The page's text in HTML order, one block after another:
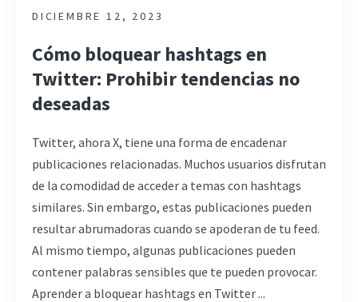
DICIEMBRE 12, 2023
Cómo bloquear hashtags en
Twitter: Prohibir tendencias no
deseadas
Twitter, ahora X, tiene una forma de encadenar
publicaciones relacionadas. Muchos usuarios disfrutan
de la comodidad de acceder a temas con hashtags
similares. Sin embargo, estas publicaciones pueden
resultar abrumadoras cuando se apoderan de tu feed.
Al mismo tiempo, algunas publicaciones pueden
contener palabras sensibles que te pueden provocar.
Aprender a bloquear hashtags en Twitter ...